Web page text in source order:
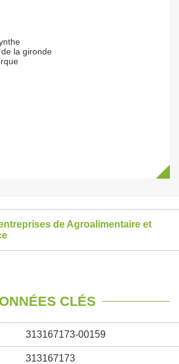
la gironde
de Agroalimentaire et
CLÉS
313167173-00159
313167173